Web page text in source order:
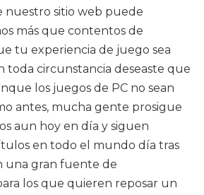
nuestro sitio web puede
más que contentos de
tu experiencia de juego sea
toda circunstancia deseaste que
los juegos de PC no sean
antes, mucha gente prosigue
aun hoy en día y siguen
en todo el mundo día tras
una gran fuente de
los que quieren reposar un